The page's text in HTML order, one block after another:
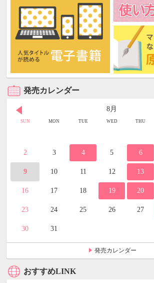
発売カレンダー
8月
SUN MON TUE WED THU
2 3 4 5 6
9 10 11 12 13
16 17 18 19 20
23 24 25 26 27
30 31
発売カレンダー
おすすめLINK